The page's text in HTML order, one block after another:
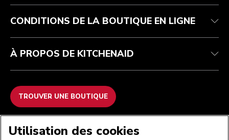
ODR
CONDITIONS DE LA BOUTIQUE EN LIGNE
À PROPOS DE KITCHENAID
TROUVER UNE BOUTIQUE
NOUS ACCEPTONS
Utilisation des cookies